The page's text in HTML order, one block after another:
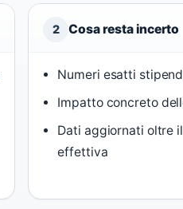
2 Cosa resta incerto
Numeri esatti
Impatto concreto
Dati aggiornati oltre
effettiva